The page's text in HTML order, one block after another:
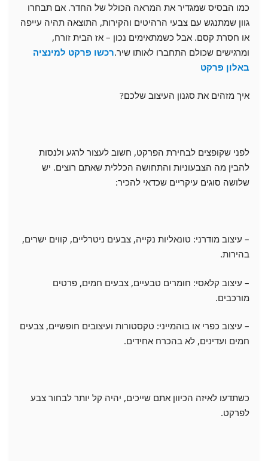
כמו הבסיס שמגדיר את המראה הכולל של החדר. אם תבחרו
גוון שמתנגש עם צבעי הרהיטים והקירות, התוצאה תהיה עייפה
או חסרת קסם. אבל כשמתאימים נכון – אז הבית זורח,
ומרגישים שכולם התחברו לאותו שיר.רכשו פרקט למינציה
באלון פרקט
איך מזהים את סגנון העיצוב שלכם?
לפני שקופצים לבחירת הפרקט, חשוב לעצור לרגע ולנסות
להבין מה הצבעוניות והתחושה הכללית שאתם רוצים. יש
שלושה סוגים עיקריים שכדאי להכיר:
– עיצוב מודרני: טונאליות נקייה, צבעים ניטרליים, קווים ישרים,
בהירות.
– עיצוב קלאסי: חומרים טבעיים, צבעים חמים, פרטים
מורכבים.
– עיצוב כפרי או בוהמייני: טקסטורות ועיצובים חופשיים, צבעים
חמים ועדינים, לא בהכרח אחידים.
כשתדעו לאיזה הכיוון אתם שייכים, יהיה קל יותר לבחור צבע
לפרקט.